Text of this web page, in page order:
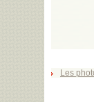
Les